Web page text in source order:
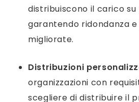
distribuiscono il carico su
garantendo ridondanza
migliorate.
Distribuzioni
organizzazioni con
scegliere di distribuire il